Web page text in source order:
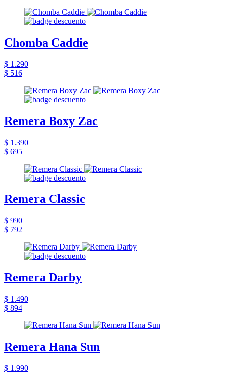
Chomba Caddie
$ 1.290
$ 516
Remera Boxy Zac
$ 1.390
$ 695
Remera Classic
$ 990
$ 792
Remera Darby
$ 1.490
$ 894
Remera Hana Sun
$ 1.990